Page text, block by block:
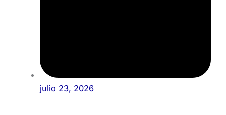
julio 23, 2026